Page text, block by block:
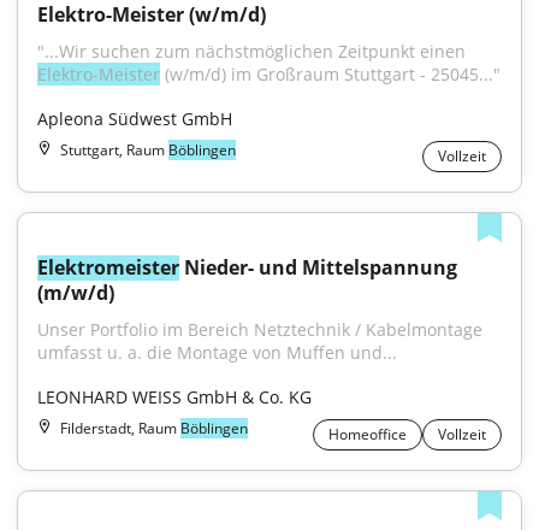
Elektro-Meister (w/m/d)
Elektro-Meister (w/m/d) im Großraum Stuttgart - 25045..."
Apleona Südwest GmbH
Stuttgart, Raum Böblingen Vollzeit
Elektromeister Nieder- und Mittelspannung
(m/w/d)
Unser Portfolio im Bereich Netztechnik / Kabelmontage
umfasst u. a. die Montage von Muffen und...
LEONHARD WEISS GmbH & Co. KG
Filderstadt, Raum Böblingen Homeoffice Vollzeit